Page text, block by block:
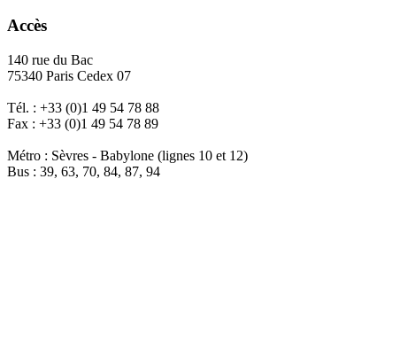
Accès
140 rue du Bac
75340 Paris Cedex 07
Tél. : +33 (0)1 49 54 78 88
Fax : +33 (0)1 49 54 78 89
Métro : Sèvres - Babylone (lignes 10 et 12)
Bus : 39, 63, 70, 84, 87, 94